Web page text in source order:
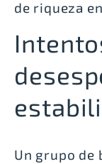
de riqueza
Un grupo de